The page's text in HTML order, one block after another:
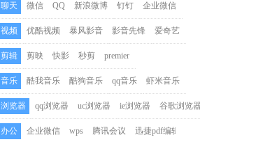
聊天 微信 QQ 新浪微博 钉钉 企业微信
视频 优酷视频 暴风影音 影音先锋 爱奇艺
剪辑 剪映 快影 秒剪 premier
音乐 酷我音乐 酷狗音乐 qq音乐 虾米音乐
浏览器 qq浏览器 uc浏览器 ie浏览器 谷歌浏览器
办公 企业微信 wps 腾讯会议 迅捷pdf编辑器